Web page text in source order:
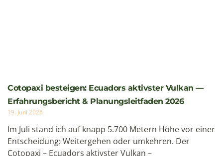
Cotopaxi besteigen: Ecuadors aktivster Vulkan —
Erfahrungsbericht & Planungsleitfaden 2026
19. Juni 2026
Im Juli stand ich auf knapp 5.700 Metern Höhe vor einer
Entscheidung: Weitergehen oder umkehren. Der
Cotopaxi – Ecuadors aktivster Vulkan –